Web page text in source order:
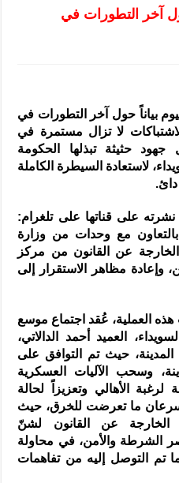
في البحث العلمي وحماية التراث
آخر التطورات في
بياناً حول آخر التطورات في
لا تزال مستمرة في
حثيثة تبذلها الحكومة
لاستعادة السيطرة الكاملة
نشرته على قناتها على تلغرام:
مع وحدات من وزارة
عن القانون من مركز
وإعادة مظاهر الاستقرار إلى
العملية، عُقد اجتماع موسع
العميد أحمد الدالاتي،
حيث تم التوافق على
وسحب الآليات العسكرية
الأهالي وتعزيزاً لحالة
سرعان ما تعرضت للخرق، حيث
الخارجة عن القانون لشنّ
الشرطة والأمن، في محاولة
تم التوصل إليه من تفاهمات